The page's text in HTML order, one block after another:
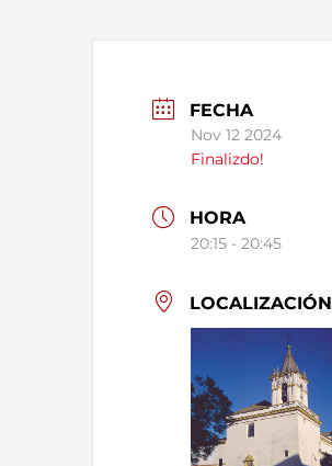
FECHA
Nov 12 2024
Finalizdo!
HORA
20:15 - 20:45
LOCALIZACIÓN